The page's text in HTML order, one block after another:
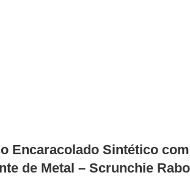
Encaracolado Sintético com
de Metal – Scrunchie Rabo